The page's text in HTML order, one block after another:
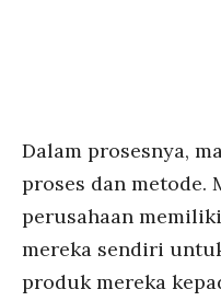
Dalam prosesnya,
proses dan metode.
perusahaan
mereka sendiri
produk mereka